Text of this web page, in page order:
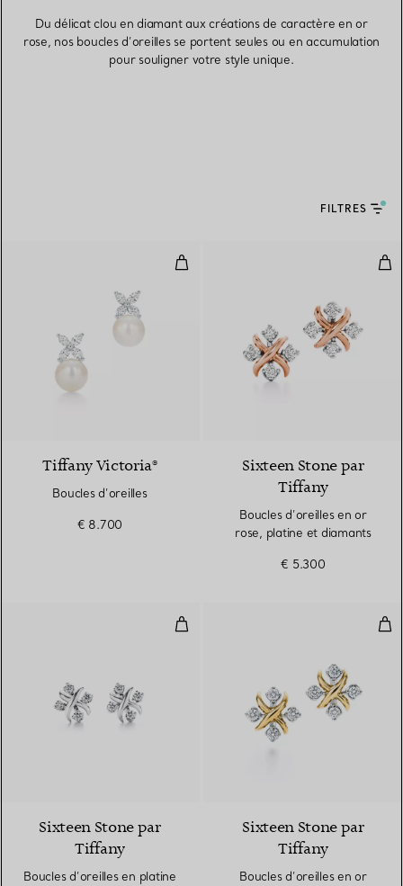
Du délicat clou en diamant aux créations de caractère en or
rose, nos boucles d’oreilles se portent seules ou en accumulation
pour souligner votre style unique.
FILTRES
Boucles d’oreilles
Tiffany Victoria®
Boucles d’oreilles
€ 8.700
Sixteen Stone par
Tiffany
Boucles d’oreilles en or
rose, platine et diamants
€ 5.300
Boucles d’oreilles en platine et
Sixteen Stone par
Tiffany
Boucles d’oreilles en platine
Sixteen Stone par
Tiffany
Boucles d’oreilles en or